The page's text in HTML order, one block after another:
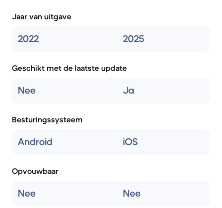
Jaar van uitgave
2022 2025
Geschikt met de laatste update
Nee Ja
Besturingssysteem
Android iOS
Opvouwbaar
Nee Nee